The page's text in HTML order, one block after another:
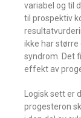
variabel og til
til prospektiv
ikke har
syndrom. Det
effekt av
Logisk sett
progesteron